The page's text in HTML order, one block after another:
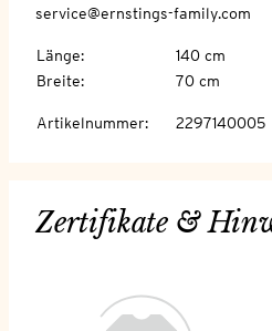
service@ernstings-family.com
Länge:
140 cm
Breite: 70 cm
Artikelnummer: 2297140005
Zertifikate &